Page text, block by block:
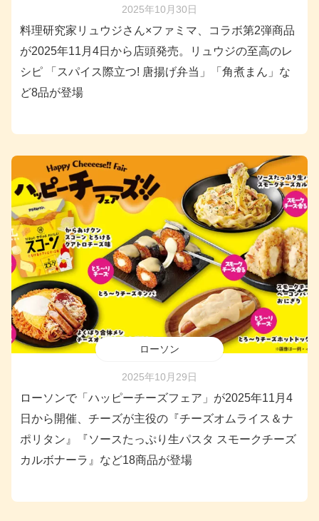
2025年10月30日
料理研究家リュウジさん×ファミマ、コラボ第2弾商品
が2025年11月4日から店頭発売。リュウジの至高のレ
シピ 「スパイス際立つ! 唐揚げ弁当」「角煮まん」な
ど8品が登場
ローソン
2025年10月29日
ローソンで「ハッピーチーズフェア」が2025年11月4
日から開催、チーズが主役の『チーズオムライス＆ナ
ポリタン』『ソースたっぷり生パスタ スモークチーズ
カルボナーラ』など18商品が登場